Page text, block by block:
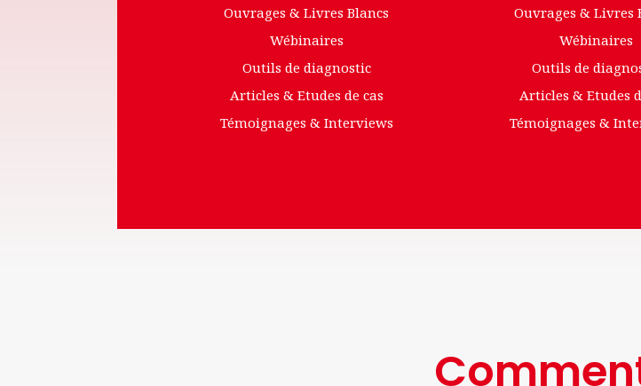
Ouvrages & Livres Blancs
Wébinaires
Outils de diagnostic
Articles & Etudes de cas
Témoignages & Interviews
Ouvrages & Livres
Wébinaires
Outils de
Articles & Etudes
Témoignages &